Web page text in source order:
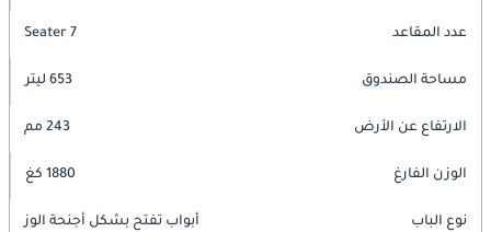
عدد المقاعد 7 Seater
مساحة الصندوق 653 ليتر
الارتفاع عن الأرض 243 مم
الوزن الفارغ 1880 كغ
نوع الباب أبواب تفتح بشكل أجنحة الوز